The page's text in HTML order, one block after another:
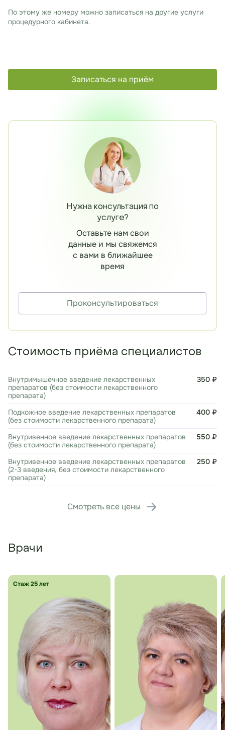
По этому же номеру можно записаться на другие услуги
процедурного кабинета.
Записаться на приём
Нужна консультация по
услуге?
Оставьте нам свои
данные и мы свяжемся
с вами в ближайшее
время
Проконсультироваться
Стоимость приёма специалистов
Внутримышечное введение лекарственных
препаратов (без стоимости лекарственного
препарата)
350 ₽
Подкожное введение лекарственных препаратов
(без стоимости лекарственного препарата)
400 ₽
Внутривенное введение лекарственных препаратов
(без стоимости лекарственного препарата)
550 ₽
Внутривенное введение лекарственных препаратов
(2-3 введения, без стоимости лекарственного
препарата)
250 ₽
Смотреть все цены
Врачи
Стаж 25 лет